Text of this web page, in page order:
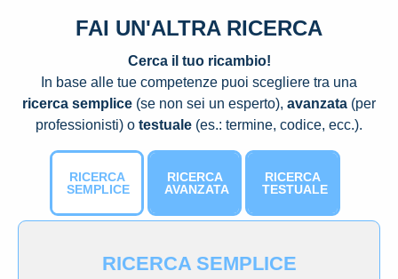
FAI UN'ALTRA RICERCA
Cerca il tuo ricambio!
In base alle tue competenze puoi scegliere tra una
ricerca semplice (se non sei un esperto), avanzata (per
professionisti) o testuale (es.: termine, codice, ecc.).
RICERCA
SEMPLICE
RICERCA
AVANZATA
RICERCA
TESTUALE
RICERCA SEMPLICE